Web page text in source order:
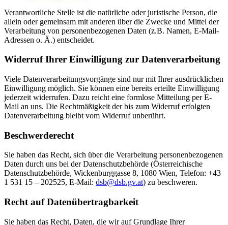
Verantwortliche Stelle ist die natürliche oder juristische Person, die
allein oder gemeinsam mit anderen über die Zwecke und Mittel der
Verarbeitung von personenbezogenen Daten (z.B. Namen, E-Mail-
Adressen o. Ä.) entscheidet.
Widerruf Ihrer Einwilligung zur Datenverarbeitung
Viele Datenverarbeitungsvorgänge sind nur mit Ihrer ausdrücklichen
Einwilligung möglich. Sie können eine bereits erteilte Einwilligung
jederzeit widerrufen. Dazu reicht eine formlose Mitteilung per E-
Mail an uns. Die Rechtmäßigkeit der bis zum Widerruf erfolgten
Datenverarbeitung bleibt vom Widerruf unberührt.
Beschwerderecht
Sie haben das Recht, sich über die Verarbeitung personenbezogenen
Daten durch uns bei der Datenschutzbehörde (Österreichische
Datenschutzbehörde, Wickenburggasse 8, 1080 Wien, Telefon: +43
1 531 15 – 202525, E-Mail: dsb@dsb.gv.at) zu beschweren.
Recht auf Datenübertragbarkeit
Sie haben das Recht, Daten, die wir auf Grundlage Ihrer